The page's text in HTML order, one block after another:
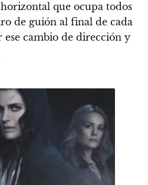
que ocupa todos
de guión al final de cada
ese cambio de dirección y